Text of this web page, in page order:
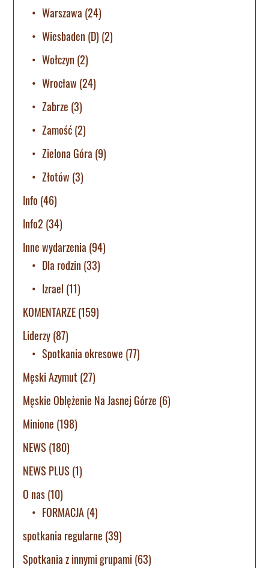
Warszawa (24)
Wiesbaden (D) (2)
Wołczyn (2)
Wrocław (24)
Zabrze (3)
Zamość(2)
Zielona Góra (9)
Złotów (3)
Info (46)
Info2 (34)
Inne wydarzenia (94)
Dla rodzin (33)
Izrael (11)
KOMENTARZE(159)
Liderzy(87)
Spotkania okresowe (77)
Męski Azymut (27)
Męskie Oblężenie Na Jasnej Górze (6)
Minione (198)
NEWS (180)
NEWS PLUS (1)
O nas(10)
FORMACJA(4)
spotkania regularne (39)
Spotkania z innymi grupami (63)